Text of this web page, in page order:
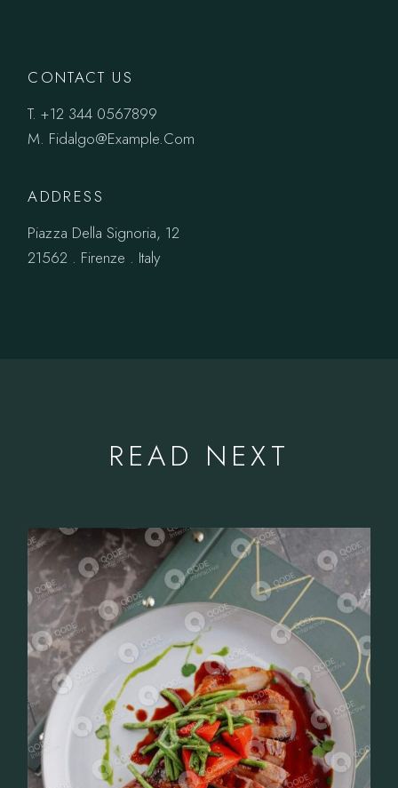
CONTACT US
T.+12 344 0567899
M. Fidalgo@Example.Com
ADDRESS
Piazza Della Signoria, 12
21562 . Firenze . Italy
READ NEXT